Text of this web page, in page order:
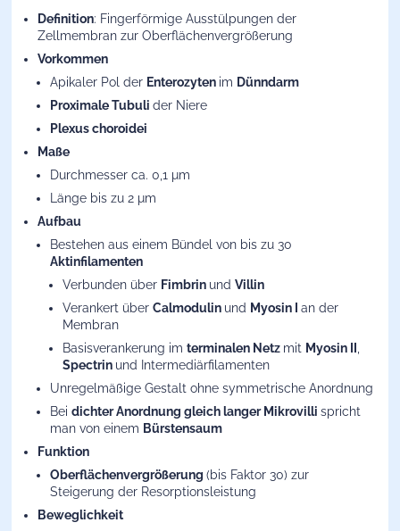
Definition: Fingerförmige Ausstülpungen der
Zellmembran zur Oberflächenvergrößerung
Vorkommen
Apikaler Pol der Enterozyten im Dünndarm
Proximale Tubuli der Niere
Plexus choroidei
Maße
Durchmesser ca. 0,1 μm
Länge bis zu 2 μm
Aufbau
Bestehen aus einem Bündel von bis zu 30
Aktinfilamenten
Verbunden über Fimbrin und Villin
Verankert über Calmodulin und Myosin I an der
Membran
Basisverankerung im terminalen Netz mit Myosin II ,
Spectrin und Intermediärfilamenten
Unregelmäßige Gestalt ohne symmetrische Anordnung
Bei dichter Anordnung gleich langer Mikrovilli spricht
man von einem Bürstensaum
Funktion
Oberflächenvergrößerung (bis Faktor 30) zur
Steigerung der Resorptionsleistung
Beweglichkeit